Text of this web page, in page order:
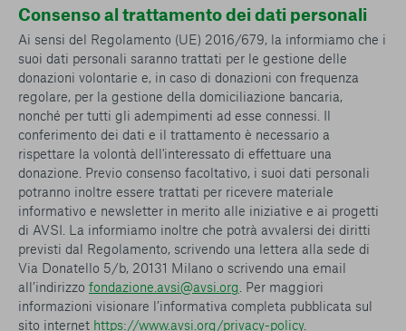
Consenso al trattamento dei dati personali
Ai sensi del Regolamento (UE) 2016/679, la informiamo che i
suoi dati personali saranno trattati per le gestione delle
donazioni volontarie e, in caso di donazioni con frequenza
regolare, per la gestione della domiciliazione bancaria,
nonché per tutti gli adempimenti ad esse connessi. Il
conferimento dei dati e il trattamento è necessario a
rispettare la volontà dell'interessato di effettuare una
donazione. Previo consenso facoltativo, i suoi dati personali
potranno inoltre essere trattati per ricevere materiale
informativo e newsletter in merito alle iniziative e ai progetti
di AVSI. La informiamo inoltre che potrà avvalersi dei diritti
previsti dal Regolamento, scrivendo una lettera alla sede di
Via Donatello 5/b, 20131 Milano o scrivendo una email
all’indirizzo fondazione.avsi@avsi.org . Per maggiori
informazioni visionare l’informativa completa pubblicata sul
sito internet https://www.avsi.org/privacy-policy.